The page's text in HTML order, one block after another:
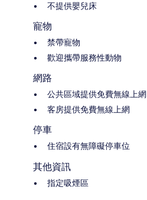
不提供嬰兒床
寵物
禁帶寵物
歡迎攜帶服務性動物
網路
公共區域提供免費無線上網
客房提供免費無線上網
停車
住宿設有無障礙停車位
其他資訊
指定吸煙區